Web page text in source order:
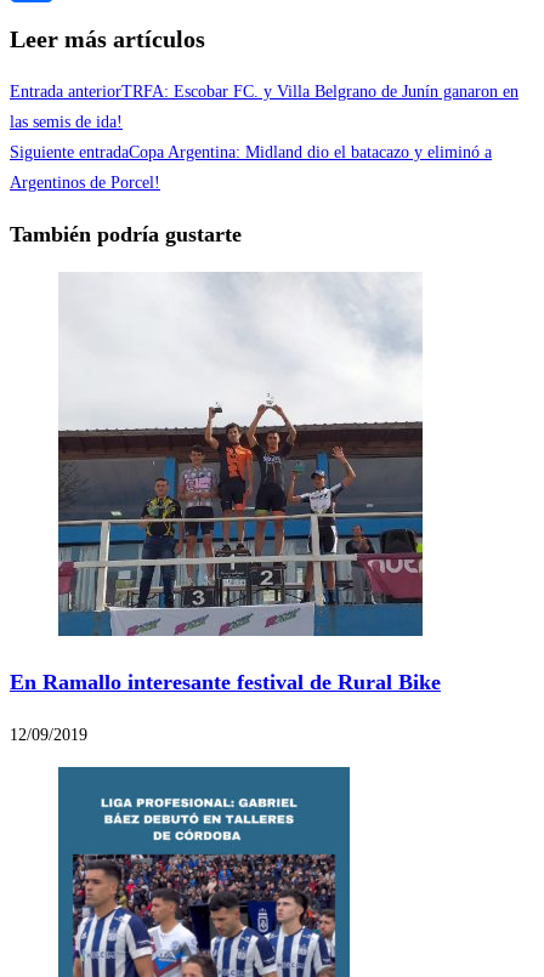
Leer más artículos
Entrada anteriorTRFA: Escobar FC. y Villa Belgrano de Junín ganaron en
las semis de ida!
Siguiente entradaCopa Argentina: Midland dio el batacazo y eliminó a
Argentinos de Porcel!
También podría gustarte
En Ramallo interesante festival de Rural Bike
12/09/2019